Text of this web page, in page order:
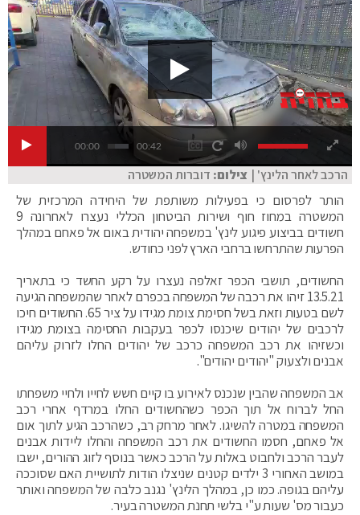
00:00 00:42
הרכב לאחר הלינץ' | צילום: דוברות המשטרה
הותר לפרסום כי בפעילות משותפת של היחידה המרכזית של
המשטרה במחוז חוף ושירות הביטחון הכללי נעצרו לאחרונה 9
חשודים בביצוע פיגוע לינץ' במשפחה יהודית באום אל פאחם במהלך
הפרעות שהתרחשו ברחבי הארץ לפני כחודש.
החשודים, תושבי הכפר זאלפה נעצרו על רקע החשד כי בתאריך
13.5.21 זיהו את רכבה של המשפחה בכפרם לאחר שהמשפחה הגיעה
לשם בטעות וזאת בשל חסימת צומת מגידו על ציר 65. החשודים חיכו
לרכבים של יהודים שיכנסו לכפר בעקבות החסימה בצומת מגידו
וכשזיהו את רכב המשפחה כרכב של יהודים החלו לזרוק עליהם
אבנים ולצעוק "יהודים יהודים".
אב המשפחה שהבין שנכנס לאירוע בו קיים חשש לחייו ולחיי משפחתו
החל לברוח אל תוך הכפר כשהחשודים החלו במרדף אחרי רכב
המשפחה במטרה להשיגו. לאחר מרחק רב, כשהרכב הגיע לתוך אום
אל פאחם, חסמו החשודים את רכב המשפחה והחלו ליידות אבנים
לעבר הרכב ולחבוט באלות על הרכב כאשר בנוסף לזוג ההורים, ישבו
במושב האחורי 3 ילדים קטנים שניצלו הודות לתושיית האם שסוככה
עליהם בגופה. כמו כן, במהלך הלינץ' נגנב כלבה של המשפחה ואותר
כעבור מס' שעות ע"י בלשי תחנת המשטרה בעיר.